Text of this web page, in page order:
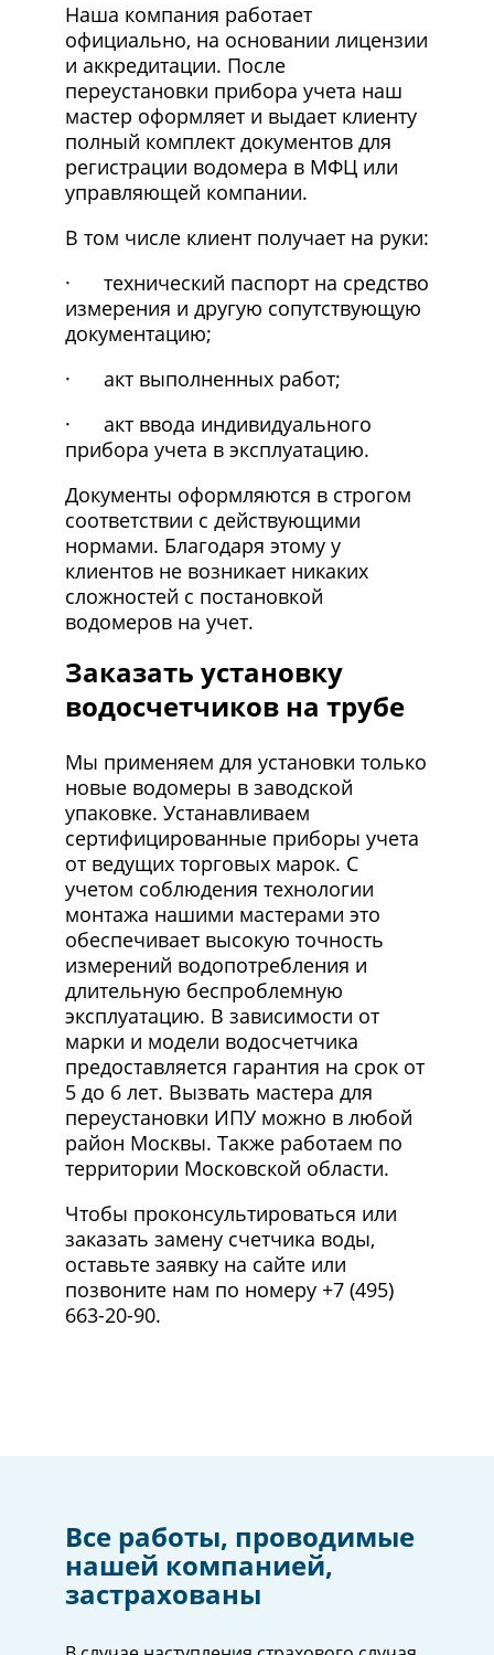
Наша компания работает
официально, на основании лицензии
и аккредитации. После
переустановки прибора учета наш
мастер оформляет и выдает клиенту
полный комплект документов для
регистрации водомера в МФЦ или
управляющей компании.
В том числе клиент получает на руки:
· технический паспорт на средство
измерения и другую сопутствующую
документацию;
· акт выполненных работ;
· акт ввода индивидуального
прибора учета в эксплуатацию.
Документы оформляются в строгом
соответствии с действующими
нормами. Благодаря этому у
клиентов не возникает никаких
сложностей с постановкой
водомеров на учет.
Заказать установку
водосчетчиков на трубе
Мы применяем для установки только
новые водомеры в заводской
упаковке. Устанавливаем
сертифицированные приборы учета
от ведущих торговых марок. С
учетом соблюдения технологии
монтажа нашими мастерами это
обеспечивает высокую точность
измерений водопотребления и
длительную беспроблемную
эксплуатацию. В зависимости от
марки и модели водосчетчика
предоставляется гарантия на срок от
5 до 6 лет. Вызвать мастера для
переустановки ИПУ можно в любой
район Москвы. Также работаем по
территории Московской области.
Чтобы проконсультироваться или
заказать замену счетчика воды,
оставьте заявку на сайте или
позвоните нам по номеру +7 (495)
663-20-90.
Все работы, проводимые
нашей компанией,
застрахованы